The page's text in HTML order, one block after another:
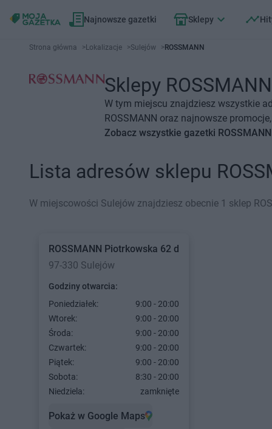
Najnowsze gazetki Sklepy
Strona główna >Lokalizacje >Sulejów >ROSSMANN
Sklepy
W tym miejscu znajdziesz wszystkie
ROSSMANN oraz najnowsze
Zobacz wszystkie gazetki ROSSMANN
Lista adresów sklepu
W miejscowości Sulejów znajdziesz obecnie 1 sklep
ROSSMANN Piotrkowska 62 d
97-330 Sulejów
Godziny otwarcia:
Poniedziałek:
9:00 - 20:00
Wtorek:
9:00 - 20:00
Środa:
9:00 - 20:00
Czwartek:
9:00 - 20:00
Piątek:
9:00 - 20:00
Sobota:
8:30 - 20:00
Niedziela:
zamknięte
Pokaż w Google Maps